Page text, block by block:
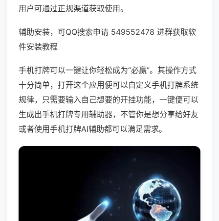
用户可通过正规渠道获取使用。
辅助安装，可QQ搜索申请 549552478 进群获取软
件安装教程
手机打牌可以一键让你轻松成为“必赢”。其操作方式
十分简单，打开这个应用便可以自定义手机打牌系统
规律，只需要输入自己想要的开挂功能，一键便可以
生成出手机打牌专用辅助器，不管你是想分享给好友
或者使用手机打牌AI辅助都可以满足需求。